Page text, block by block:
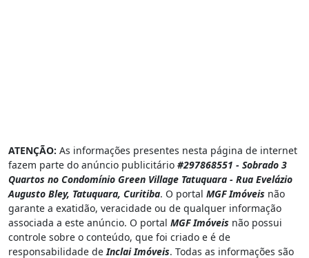
ATENÇÃO: As informações presentes nesta página de internet
fazem parte do anúncio publicitário #297868551 - Sobrado 3
Quartos no Condomínio Green Village Tatuquara - Rua Evelázio
Augusto Bley, Tatuquara, Curitiba. O portal MGF Imóveis não
garante a exatidão, veracidade ou de qualquer informação
associada a este anúncio. O portal MGF Imóveis não possui
controle sobre o conteúdo, que foi criado e é de
responsabilidade deInclai Imóveis. Todas as informações são